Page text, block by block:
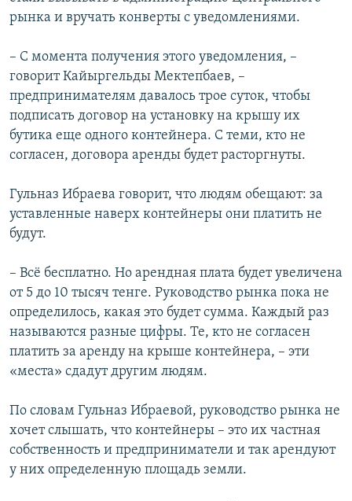
рынка и вручать конверты с уведомлениями.
– С момента получения этого уведомления, –
говорит Кайыргельды Мектепбаев, –
предпринимателям давалось трое суток, чтобы
подписать договор на установку на крышу их
бутика еще одного контейнера. С теми, кто не
согласен, договора аренды будет расторгнуты.
Гульназ Ибраева говорит, что людям обещают: за
уставленные наверх контейнеры они платить не
будут.
– Всё бесплатно. Но арендная плата будет увеличена
от 5 до 10 тысяч тенге. Руководство рынка пока не
определилось, какая это будет сумма. Каждый раз
называются разные цифры. Те, кто не согласен
платить за аренду на крыше контейнера, – эти
«места» сдадут другим людям.
По словам Гульназ Ибраевой, руководство рынка не
хочет слышать, что контейнеры – это их частная
собственность и предприниматели и так арендуют
у них определенную площадь земли.